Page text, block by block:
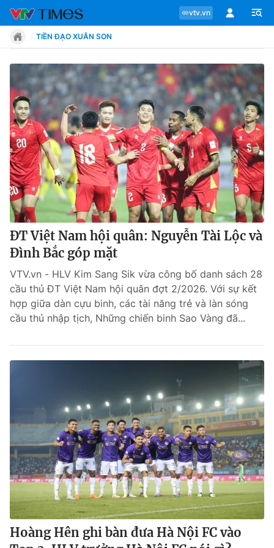
vtv.vn
Chuyên mục
Tin tức
Move
Phong cách
Chân dung
Bóng đá
VIDEO
Bên lề
THỜI BÁO VTV
TIỀN ĐẠO XUÂN SON
ĐT Việt Nam hội quân: Nguyễn Tài Lộc và
Đình Bắc góp mặt
VTV.vn - HLV Kim Sang Sik vừa công bố danh sách 28
cầu thủ ĐT Việt Nam hội quân đợt 2/2026. Với sự kết
hợp giữa dàn cựu binh, các tài năng trẻ và làn sóng
cầu thủ nhập tịch, Những chiến binh Sao Vàng đã...
Hoàng Hên ghi bàn đưa Hà Nội FC vào